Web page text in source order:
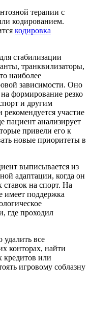
терапии с
кодированием.
кодировка
стабилизации
транквилизаторы,
наиболее
зависимости. Оно
формирование резко
и другим
участие
пациент анализирует
привели его к
новые приоритеты в
выписывается из
адаптации, когда он
ставок на спорт. На
имеет поддержка
где проходил
все
конторах, найти
кредитов или
игровому соблазну